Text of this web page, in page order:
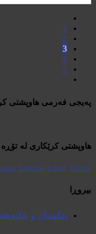
1
2
3
4
5
پەیجی فەرمی هاوپشتی
هاوپشتی کرێکاری لە تۆڕە
Youtube Email Tiktok
بیروڕا
پێكهێنان و